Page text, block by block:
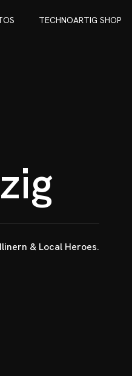
OS TECHNOARTIG SHOP
zig
& Local Heroes.